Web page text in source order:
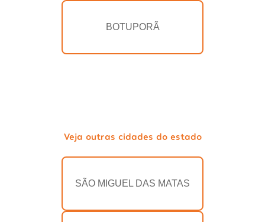
BOTUPORÃ
Veja outras cidades do estado
SÃO MIGUEL DAS MATAS